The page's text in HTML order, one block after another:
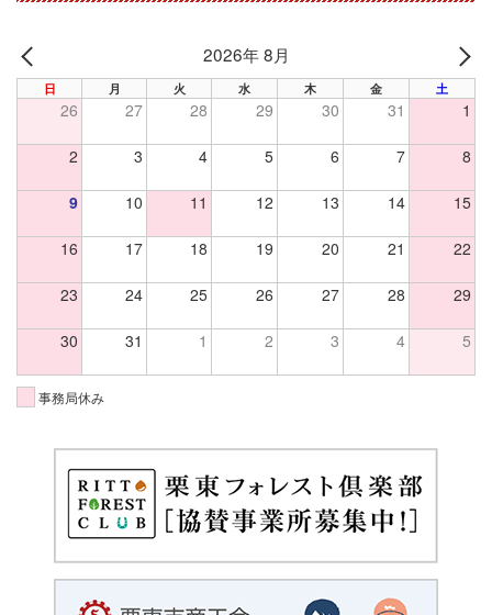
PREV
2026年 8月
日 月 火 水 木 金 土
26 27 28 29 30 31 1
2 3 4 5 6 7 8
9 10 11 12 13 14 15
16 17 18 19 20 21 22
23 24 25 26 27 28 29
30 31 1 2 3 4 5
事務局休み